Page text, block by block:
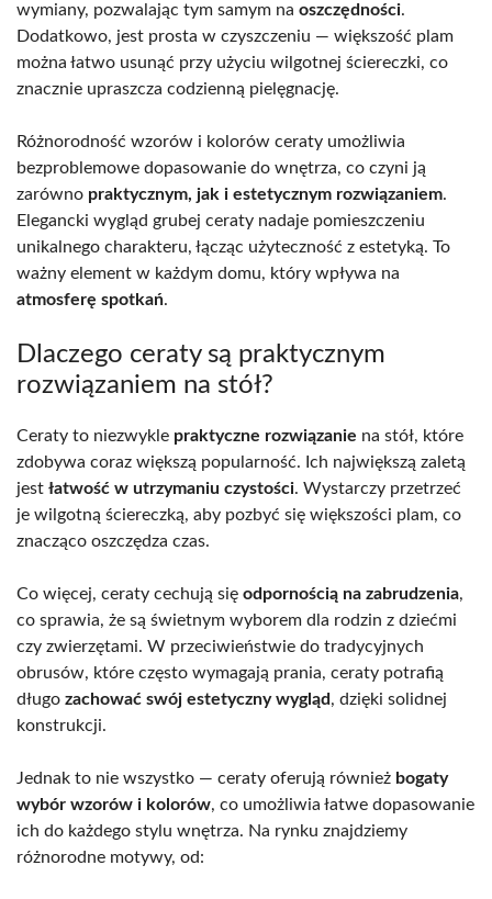
wymiany, pozwalając tym samym na oszczędności.
Dodatkowo, jest prosta w czyszczeniu — większość plam
można łatwo usunąć przy użyciu wilgotnej ściereczki, co
znacznie upraszcza codzienną pielęgnację.
Różnorodność wzorów i kolorów ceraty umożliwia
bezproblemowe dopasowanie do wnętrza, co czyni ją
zarówno praktycznym, jak i estetycznym rozwiązaniem.
Elegancki wygląd grubej ceraty nadaje pomieszczeniu
unikalnego charakteru, łącząc użyteczność z estetyką. To
ważny element w każdym domu, który wpływa na
atmosferę spotkań.
Dlaczego ceraty są praktycznym
rozwiązaniem na stół?
Ceraty to niezwykle praktyczne rozwiązanie na stół, które
zdobywa coraz większą popularność. Ich największą zaletą
jest łatwość w utrzymaniu czystości. Wystarczy przetrzeć
je wilgotną ściereczką, aby pozbyć się większości plam, co
znacząco oszczędza czas.
Co więcej, ceraty cechują się odpornością na zabrudzenia,
co sprawia, że są świetnym wyborem dla rodzin z dziećmi
czy zwierzętami. W przeciwieństwie do tradycyjnych
obrusów, które często wymagają prania, ceraty potrafią
długo zachować swój estetyczny wygląd, dzięki solidnej
konstrukcji.
Jednak to nie wszystko — ceraty oferują również bogaty
wybór wzorów i kolorów, co umożliwia łatwe dopasowanie
ich do każdego stylu wnętrza. Na rynku znajdziemy
różnorodne motywy, od: